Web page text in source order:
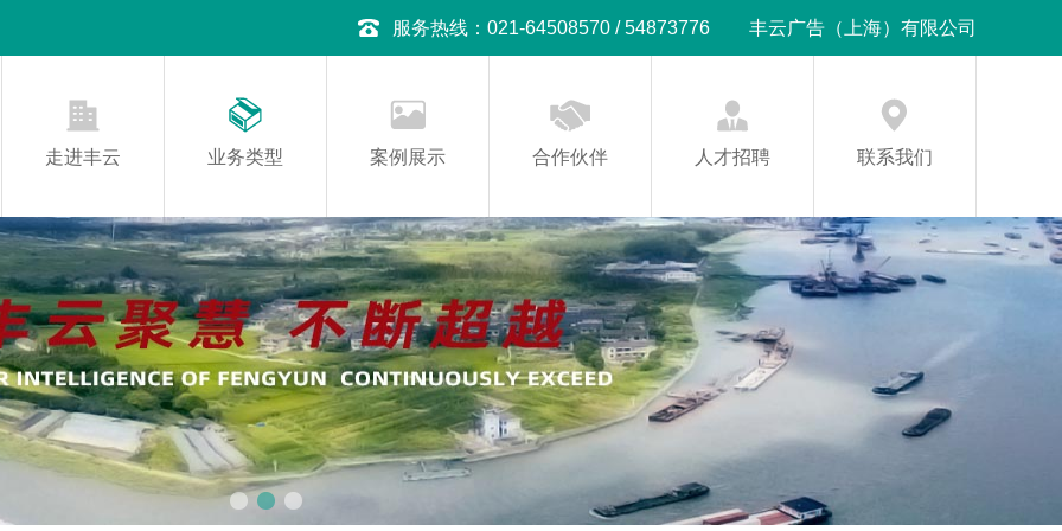
服务热线：021-64508570 / 54873776 丰云广告（上海）有限公司
走进丰云 业务类型 案例展示 合作伙伴 人才招聘 联系我们